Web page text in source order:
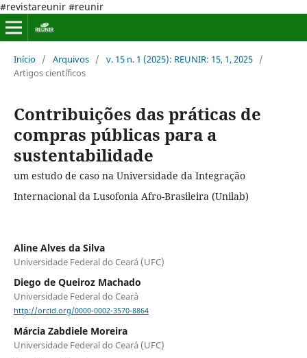
#revistareunir #reunir
Início / Arquivos / v. 15 n. 1 (2025): REUNIR: 15, 1, 2025 /
Artigos científicos
Contribuições das práticas de
compras públicas para a
sustentabilidade
um estudo de caso na Universidade da Integração
Internacional da Lusofonia Afro-Brasileira (Unilab)
Aline Alves da Silva
Universidade Federal do Ceará (UFC)
Diego de Queiroz Machado
Universidade Federal do Ceará
http://orcid.org/0000-0002-3570-8864
Márcia Zabdiele Moreira
Universidade Federal do Ceará (UFC)